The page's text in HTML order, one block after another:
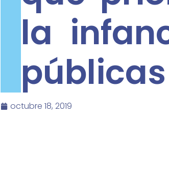
la
públicas
octubre 18, 2019